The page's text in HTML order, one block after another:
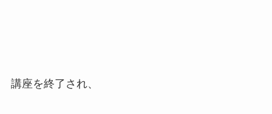
講座を終了され、